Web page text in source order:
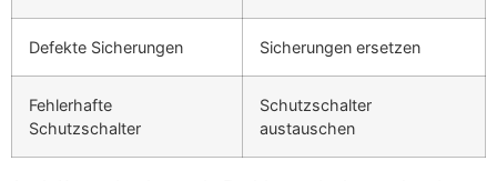
Defekte Sicherungen Sicherungen ersetzen
Fehlerhafte
Schutzschalter
Schutzschalter
austauschen